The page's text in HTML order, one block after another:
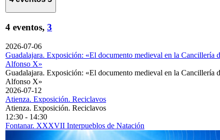
4 eventos, 3
2026-07-06
Guadalajara. Exposición: «El documento medieval en la Cancillería
Alfonso X»
Guadalajara. Exposición: «El documento medieval en la Cancillería
Alfonso X»
2026-07-12
Atienza. Exposición. Reciclavos
Atienza. Exposición. Reciclavos
12:30 - 14:30
Fontanar. XXXVII Interpueblos de Natación